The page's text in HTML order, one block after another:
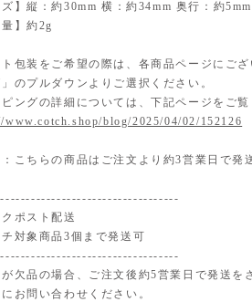
ズ】縦：約30mm 横：約34mm 奥行：約5mm
】約2g
ト包装をご希望の際は、各商品ページにご
のプルダウンよりご選択ください。
ピングの詳細については、下記ページをご覧
www.cotch.shop/blog/2025/04/02/152126
こちらの商品はご注文より約3営業日で発
ポスト配送
対象商品3個まで発送可
が欠品の場合、ご注文後約5営業日で発送を
お問い合わせください。